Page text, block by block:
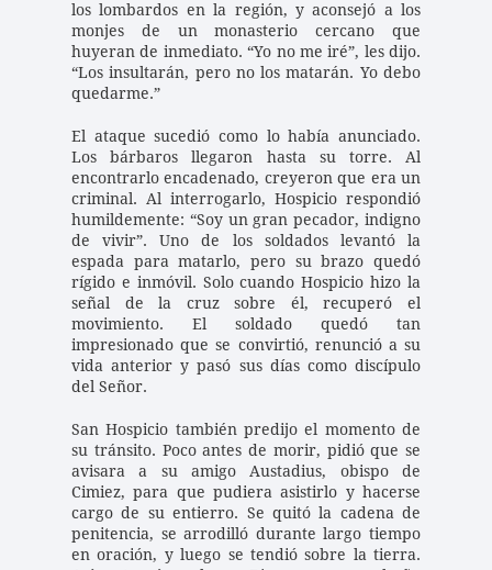
los lombardos en la región, y aconsejó a los
monjes de un monasterio cercano que
huyeran de inmediato. “Yo no me iré”, les dijo.
“Los insultarán, pero no los matarán. Yo debo
quedarme.”
El ataque sucedió como lo había anunciado.
Los bárbaros llegaron hasta su torre. Al
encontrarlo encadenado, creyeron que era un
criminal. Al interrogarlo, Hospicio respondió
humildemente: “Soy un gran pecador, indigno
de vivir”. Uno de los soldados levantó la
espada para matarlo, pero su brazo quedó
rígido e inmóvil. Solo cuando Hospicio hizo la
señal de la cruz sobre él, recuperó el
movimiento. El soldado quedó tan
impresionado que se convirtió, renunció a su
vida anterior y pasó sus días como discípulo
del Señor.
San Hospicio también predijo el momento de
su tránsito. Poco antes de morir, pidió que se
avisara a su amigo Austadius, obispo de
Cimiez, para que pudiera asistirlo y hacerse
cargo de su entierro. Se quitó la cadena de
penitencia, se arrodilló durante largo tiempo
en oración, y luego se tendió sobre la tierra.